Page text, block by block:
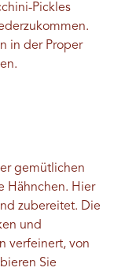
Pickles
in der Proper
gemütlichen
Hähnchen. Hier
zubereitet. Die
und
verfeinert, von
Sie